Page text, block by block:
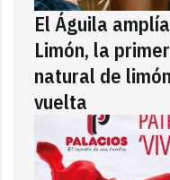
El Águila
Limón, la
natural de
vuelta